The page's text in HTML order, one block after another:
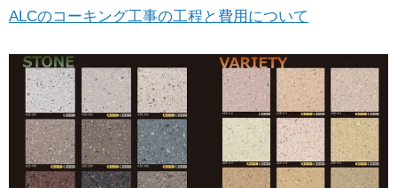
ALCのコーキング工事の工程と費用について